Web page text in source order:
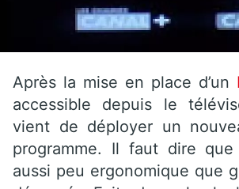
Après la mise en place d’un
accessible depuis le
vient de déployer un
programme. Il faut dire que
aussi peu ergonomique que